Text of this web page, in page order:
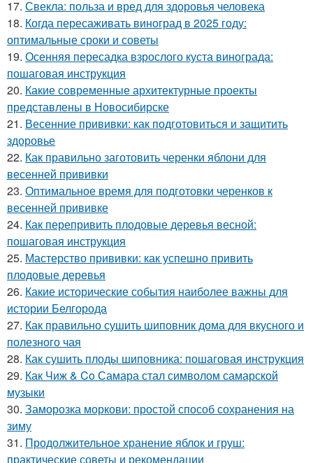
17. Свекла: польза и вред для здоровья человека
18. Когда пересаживать виноград в 2025 году:
оптимальные сроки и советы
19. Осенняя пересадка взрослого куста винограда:
пошаговая инструкция
20. Какие современные архитектурные проекты
представлены в Новосибирске
21. Весенние прививки: как подготовиться и защитить
здоровье
22. Как правильно заготовить черенки яблони для
весенней прививки
23. Оптимальное время для подготовки черенков к
весенней прививке
24. Как перепривить плодовые деревья весной:
пошаговая инструкция
25. Мастерство прививки: как успешно привить
плодовые деревья
26. Какие исторические события наиболее важны для
истории Белгорода
27. Как правильно сушить шиповник дома для вкусного и
полезного чая
28. Как сушить плоды шиповника: пошаговая инструкция
29. Как Чиж & Co Самара стал символом самарской
музыки
30. Заморозка моркови: простой способ сохранения на
зиму
31. Продолжительное хранение яблок и груш:
практические советы и рекомендации